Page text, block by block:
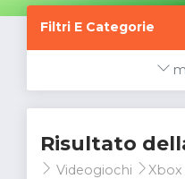
Filtri E Categorie
Risultato
Videogiochi Xbox